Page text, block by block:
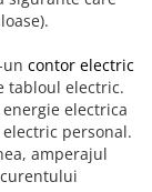
contor electric
tabloul electric.
electrica
personal.
amperajul